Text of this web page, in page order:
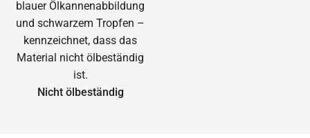
Nicht ölbeständig